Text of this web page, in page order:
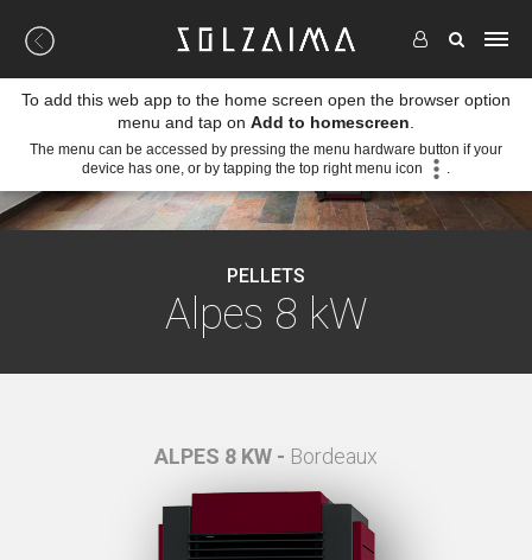
PELLETS
Alpes 8 kW
ALPES 8 KW - Bordeaux
To add this web app to the home screen open the browser option
menu and tap on Add to homescreen
The menu can be accessed by pressing the menu hardware button if your
device has one, or by tapping the top right menu icon
.